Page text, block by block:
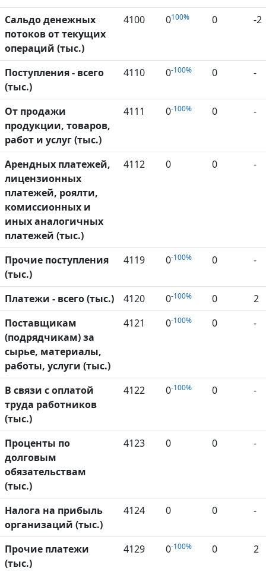
Сальдо денежных
потоков от текущих
операций (тыс.)
4100 0100% 0 -2
Поступления - всего
(тыс.)
4110 0-100% 0 -
От продажи
продукции, товаров,
работ и услуг (тыс.)
4111 0-100% 0 -
Арендных платежей,
лицензионных
платежей, роялти,
комиссионных и
иных аналогичных
платежей (тыс.)
4112 0 0 -
Прочие поступления
(тыс.)
4119 0-100% 0 -
Платежи - всего (тыс.) 4120 0-100% 0
2
Поставщикам
(подрядчикам) за
сырье, материалы,
работы, услуги (тыс.)
4121 0-100% 0 -
В связи с оплатой
труда работников
(тыс.)
4122 0-100% 0 -
Проценты по
долговым
обязательствам
(тыс.)
4123 0 0 -
Налога на прибыль
организаций (тыс.)
4124 0 0 -
Прочие платежи
(тыс.)
4129 0-100% 0 2